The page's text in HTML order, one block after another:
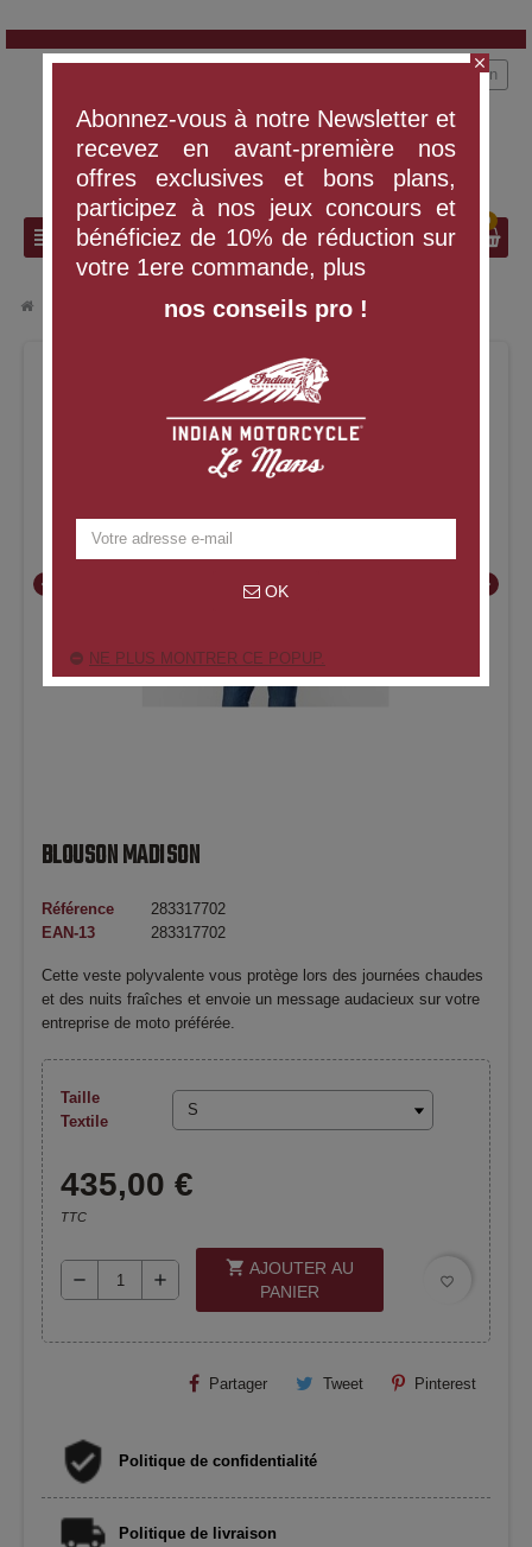
view_headline search
Connexion
0
VÊTEMENTS ET ÉQUIPEMENT chevron_right BLOUSON MADISON
chevron_left chevron_right
BLOUSON MADISON
Référence
283317702
EAN-13
283317702
Cette veste polyvalente vous protège lors des journées chaudes
et des nuits fraîches et envoie un message audacieux sur votre
entreprise de moto préférée.
Taille
Textile
435,00 €
TTC
remove add
shopping_cart AJOUTER AU
PANIER
favorite_border
Partager Tweet Pinterest
Politique de confidentialité
Politique de livraison
close
Abonnez-vous à notre Newsletter et
recevez en avant-première nos
offres exclusives et bons plans,
participez à nos jeux concours et
bénéficiez de 10% de réduction sur
votre 1ere commande, plus
nos conseils pro !
OK
NE PLUS MONTRER CE POPUP.